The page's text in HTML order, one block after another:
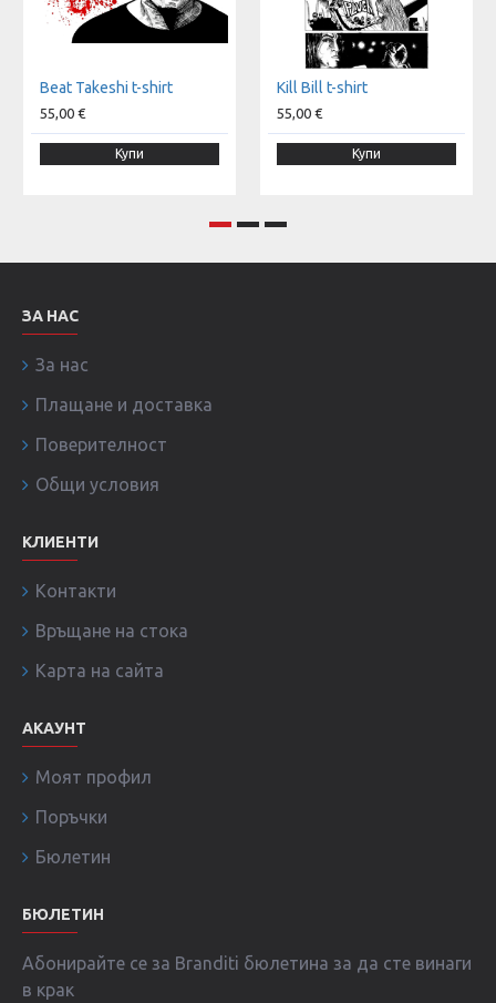
Beat Takeshi t-shirt
55,00 €
Купи
Kill Bill t-shirt
55,00 €
Купи
ЗА НАС
За нас
Плащане и доставка
Поверителност
Общи условия
КЛИЕНТИ
Контакти
Връщане на стока
Карта на сайта
АКАУНТ
Моят профил
Поръчки
Бюлетин
БЮЛЕТИН
Абонирайте се за Branditi бюлетина за да сте винаги
в крак